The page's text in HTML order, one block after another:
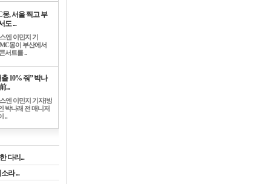
, 서울 찍고 부
도 ...
엔 이민지 기
몽이 부산에서
서트를 ..
10% 줘” 박나
...
엔 이민지 기자]방
박나래 전 매니저
..
다리...
라 ...